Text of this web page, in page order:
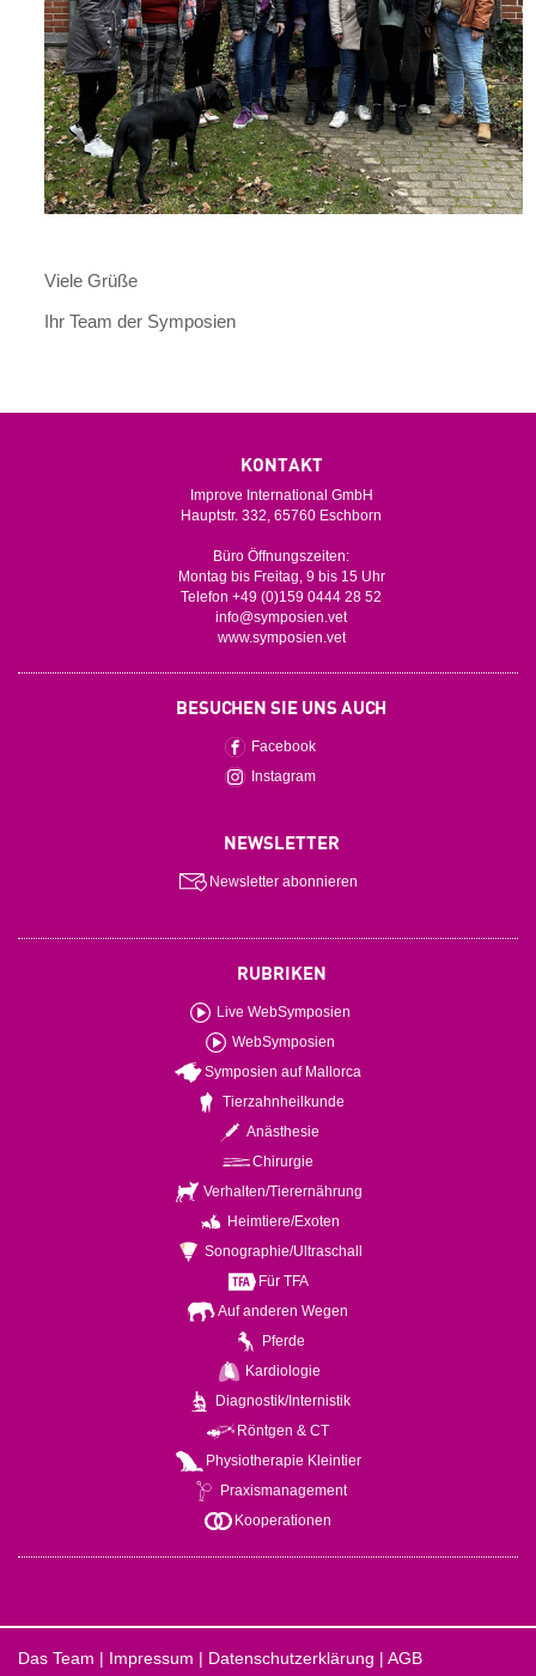
Viele Grüße
Ihr Team der Symposien
KONTAKT
Improve International GmbH
Hauptstr. 332, 65760 Eschborn
Büro Öffnungszeiten:
Montag bis Freitag, 9 bis 15 Uhr
Telefon +49 (0)159 0444 28 52
info@symposien.vet
www.symposien.vet
BESUCHEN SIE UNS AUCH
Facebook
Instagram
NEWSLETTER
Newsletter abonnieren
RUBRIKEN
Live WebSymposien
WebSymposien
Symposien auf Mallorca
Tierzahnheilkunde
Anästhesie
Chirurgie
Verhalten/Tierernährung
Heimtiere/Exoten
Sonographie/Ultraschall
Für TFA
Auf anderen Wegen
Pferde
Kardiologie
Diagnostik/Internistik
Röntgen & CT
Physiotherapie Kleintier
Praxismanagement
Kooperationen
Das Team | Impressum | Datenschutzerklärung | AGB